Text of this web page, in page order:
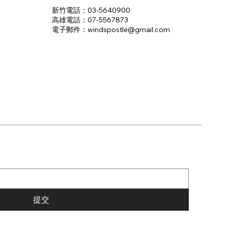
新竹電話：03-5640900
高雄電話：07-5567873
電子郵件：​windspostle@gmail.com
提交